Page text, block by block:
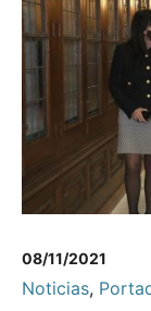
08/11/2021
Noticias,